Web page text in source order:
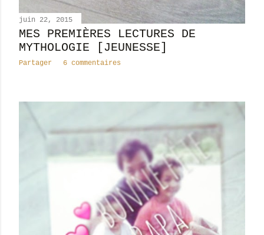
juin 22, 2015
MES PREMIÈRES LECTURES DE
MYTHOLOGIE [JEUNESSE]
Partager 6 commentaires